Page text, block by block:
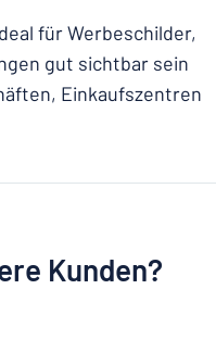
für Werbeschilder,
gut sichtbar sein
Einkaufszentren
Kunden?